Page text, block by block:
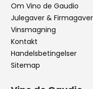
Om Vino de Gaudio
Julegaver & Firmagaver
Vinsmagning
Kontakt
Handelsbetingelser
Sitemap